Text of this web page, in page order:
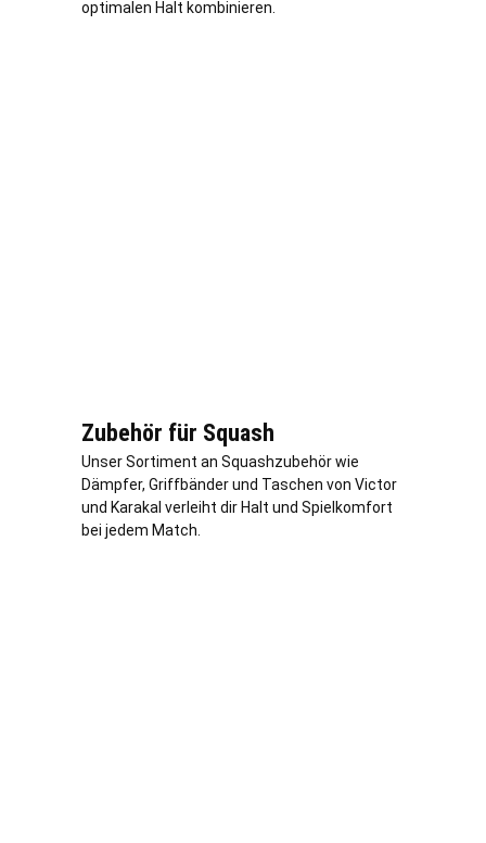
optimalen Halt kombinieren.
Zubehör für Squash
Unser Sortiment an Squashzubehör wie
Dämpfer, Griffbänder und Taschen von Victor
und Karakal verleiht dir Halt und Spielkomfort
bei jedem Match.